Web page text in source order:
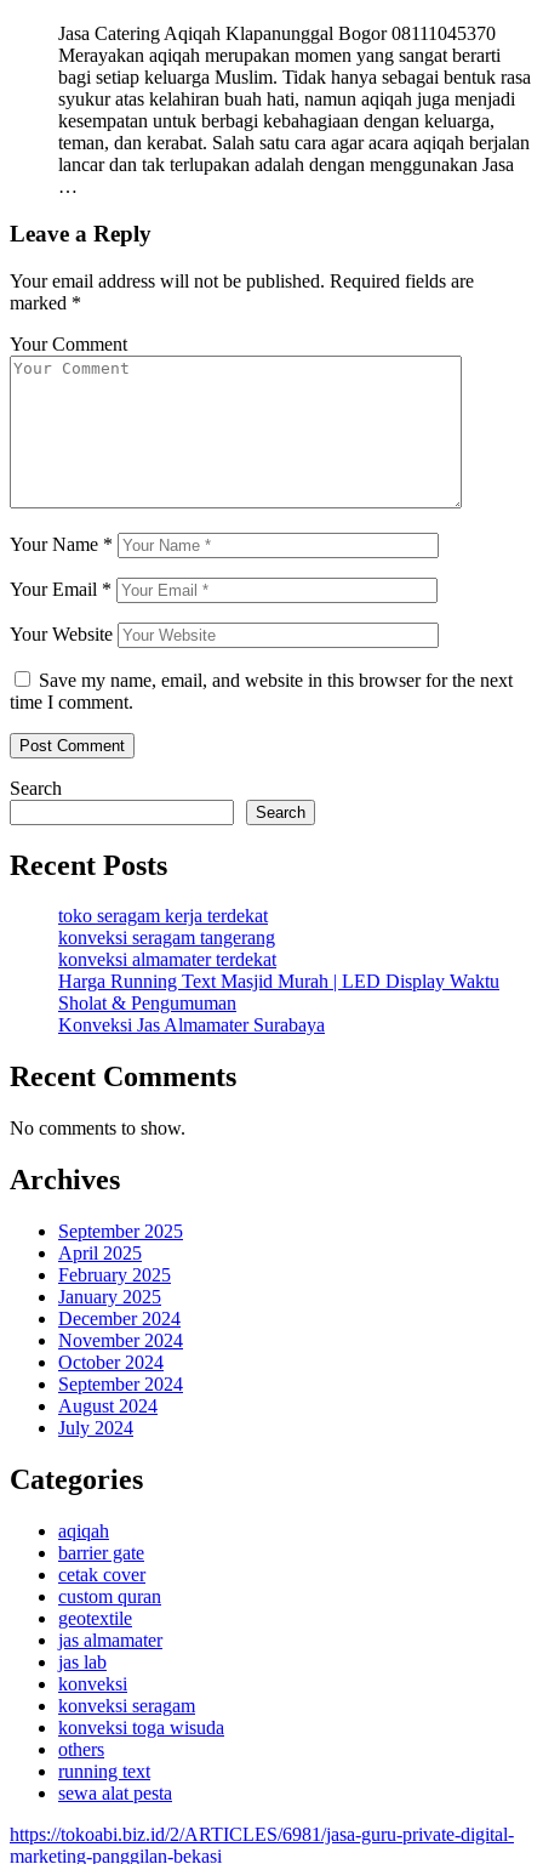
Jasa Catering Aqiqah Klapanunggal Bogor 08111045370
Merayakan aqiqah merupakan momen yang sangat berarti
bagi setiap keluarga Muslim. Tidak hanya sebagai bentuk rasa
syukur atas kelahiran buah hati, namun aqiqah juga menjadi
kesempatan untuk berbagi kebahagiaan dengan keluarga,
teman, dan kerabat. Salah satu cara agar acara aqiqah berjalan
lancar dan tak terlupakan adalah dengan menggunakan Jasa
…
Leave a Reply
Your email address will not be published. Required fields are
marked *
Your Comment
Your Name *
Your Email *
Your Website
Save my name, email, and website in this browser for the next
time I comment.
Search
Search
Recent Posts
toko seragam kerja terdekat
konveksi seragam tangerang
konveksi almamater terdekat
Harga Running Text Masjid Murah | LED Display Waktu
Sholat & Pengumuman
Konveksi Jas Almamater Surabaya
Recent Comments
No comments to show.
Archives
September 2025
April 2025
February 2025
January 2025
December 2024
November 2024
October 2024
September 2024
August 2024
July 2024
Categories
aqiqah
barrier gate
cetak cover
custom quran
geotextile
jas almamater
jas lab
konveksi
konveksi seragam
konveksi toga wisuda
others
running text
sewa alat pesta
https://tokoabi.biz.id/2/ARTICLES/6981/jasa-guru-private-digital-
marketing-panggilan-bekasi